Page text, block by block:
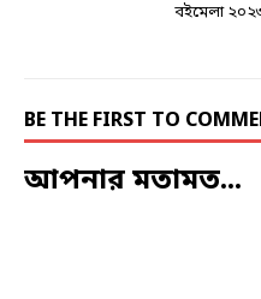
বইমেলা ২০২৩
BE THE FIRST TO
আপনার মতামত...